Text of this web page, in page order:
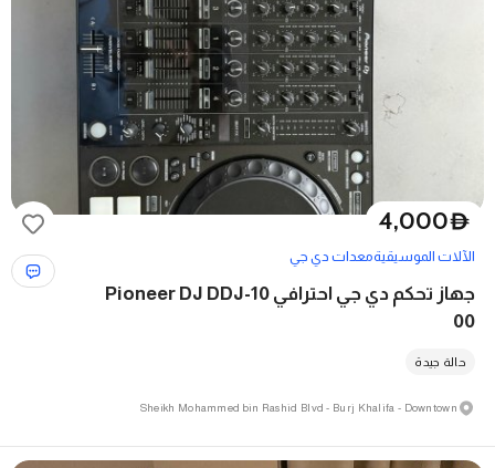
D
4,000
الآلات الموسيقيةمعدات دي جي
جهاز تحكم دي جي احترافي Pioneer DJ DDJ-10
00
حالة جيدة
Sheikh Mohammed bin Rashid Blvd - Burj Khalifa - Downtown